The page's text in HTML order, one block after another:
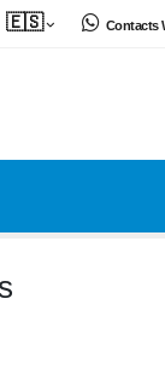
🇪🇸 Contacts